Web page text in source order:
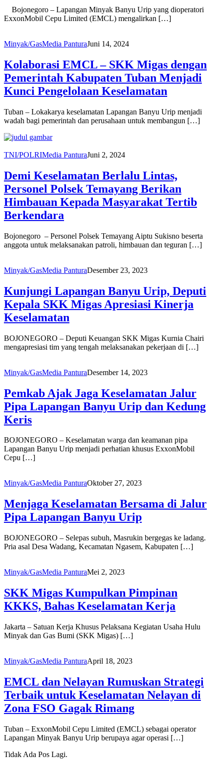
Bojonegoro – Lapangan Minyak Banyu Urip yang dioperatori
ExxonMobil Cepu Limited (EMCL) mengalirkan […]
Minyak/GasMedia PanturaJuni 14, 2024
Kolaborasi EMCL – SKK Migas dengan
Pemerintah Kabupaten Tuban Menjadi
Kunci Pengelolaan Keselamatan
Tuban – Lokakarya keselamatan Lapangan Banyu Urip menjadi
wadah bagi pemerintah dan perusahaan untuk membangun […]
TNI/POLRIMedia PanturaJuni 2, 2024
Demi Keselamatan Berlalu Lintas,
Personel Polsek Temayang Berikan
Himbauan Kepada Masyarakat Tertib
Berkendara
Bojonegoro – Personel Polsek Temayang Aiptu Sukisno beserta
anggota untuk melaksanakan patroli, himbauan dan teguran […]
Minyak/GasMedia PanturaDesember 23, 2023
Kunjungi Lapangan Banyu Urip, Deputi
Kepala SKK Migas Apresiasi Kinerja
Keselamatan
BOJONEGORO – Deputi Keuangan SKK Migas Kurnia Chairi
mengapresiasi tim yang tengah melaksanakan pekerjaan di […]
Minyak/GasMedia PanturaDesember 14, 2023
Pemkab Ajak Jaga Keselamatan Jalur
Pipa Lapangan Banyu Urip dan Kedung
Keris
BOJONEGORO – Keselamatan warga dan keamanan pipa
Lapangan Banyu Urip menjadi perhatian khusus ExxonMobil
Cepu […]
Minyak/GasMedia PanturaOktober 27, 2023
Menjaga Keselamatan Bersama di Jalur
Pipa Lapangan Banyu Urip
BOJONEGORO – Selepas subuh, Masrukin bergegas ke ladang.
Pria asal Desa Wadang, Kecamatan Ngasem, Kabupaten […]
Minyak/GasMedia PanturaMei 2, 2023
SKK Migas Kumpulkan Pimpinan
KKKS, Bahas Keselamatan Kerja
Jakarta – Satuan Kerja Khusus Pelaksana Kegiatan Usaha Hulu
Minyak dan Gas Bumi (SKK Migas) […]
Minyak/GasMedia PanturaApril 18, 2023
EMCL dan Nelayan Rumuskan Strategi
Terbaik untuk Keselamatan Nelayan di
Zona FSO Gagak Rimang
Tuban – ExxonMobil Cepu Limited (EMCL) sebagai operator
Lapangan Minyak Banyu Urip berupaya agar operasi […]
Tidak Ada Pos Lagi.